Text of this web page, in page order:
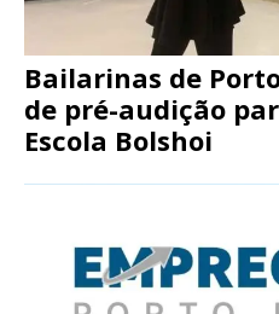
Bailarinas de
de pré-audição
Escola Bolshoi